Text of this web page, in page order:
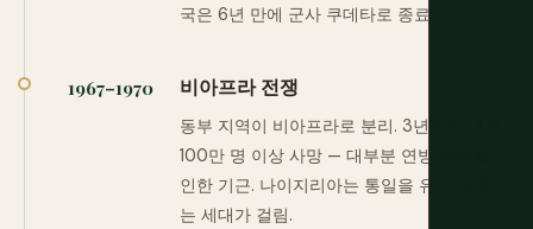
국은 6년 만에 군사 쿠데타로 종료.
1967–1970 비아프라 전쟁
동부 지역이 비아프라로 분리. 3년간의 내전,
100만 명 이상 사망 — 대부분 연방 봉쇄로
인한 기근. 나이지리아는 통일을 유지. 상처
는 세대가 걸림.